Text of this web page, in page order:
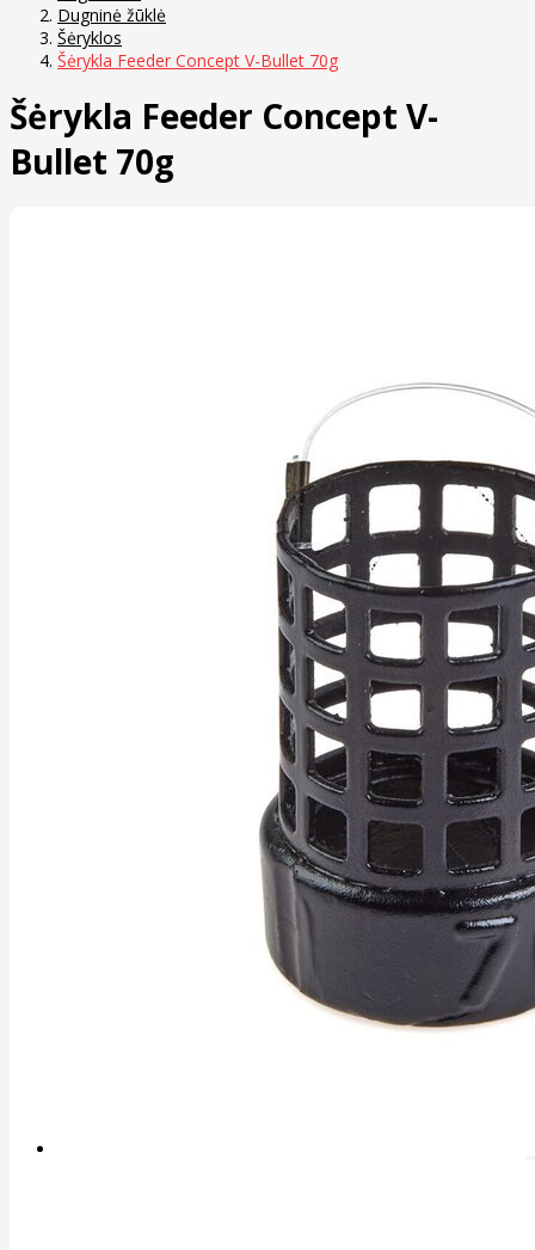
Dugninė žūklė
Šėryklos
Šėrykla Feeder Concept V-Bullet 70g
Šėrykla Feeder Concept V-
Bullet 70g